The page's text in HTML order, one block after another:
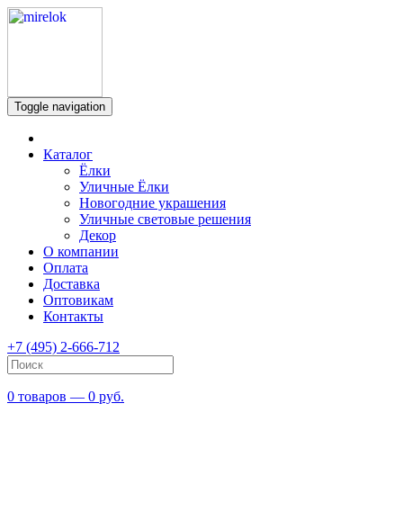
Toggle navigation
Каталог
Ёлки
Уличные Ёлки
Новогодние украшения
Уличные световые решения
Декор
О компании
Оплата
Доставка
Оптовикам
Контакты
+7 (495) 2-666-712
0 товаров — 0 руб.